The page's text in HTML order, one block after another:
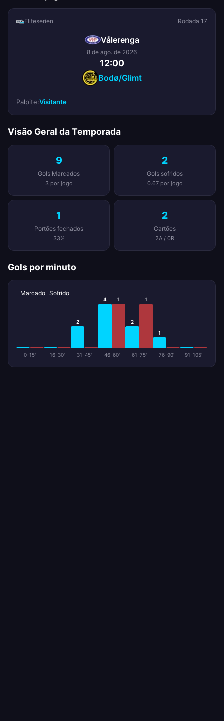
Eliteserien Rodada 17
Vålerenga
8 de ago. de 2026
12:00
Bodø/Glimt
Palpite:Visitante
Visão Geral da Temporada
9
Gols Marcados
3 por jogo
2
Gols sofridos
0.67 por jogo
1
Portões fechados
33%
2
Cartões
2A / 0R
Gols por minuto
Marcado Sofrido
0-15' 16-30'
2
31-45'
4 1
46-60'
2
1
61-75'
1
76-90' 91-105'